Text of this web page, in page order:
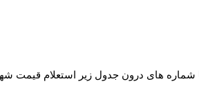
های درون جدول زیر استعلام قیمت